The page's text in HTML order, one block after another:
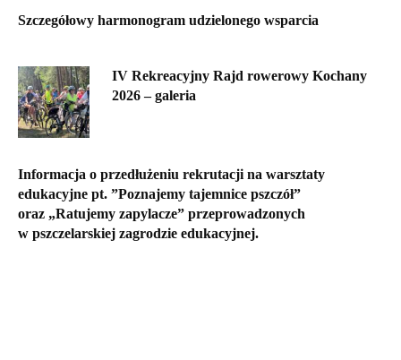
Szczegółowy harmonogram udzielonego wsparcia
IV Rekreacyjny Rajd rowerowy Kochany
2026 – galeria
Informacja o przedłużeniu rekrutacji na warsztaty
edukacyjne pt. ”Poznajemy tajemnice pszczół”
oraz „Ratujemy zapylacze” przeprowadzonych
w pszczelarskiej zagrodzie edukacyjnej.